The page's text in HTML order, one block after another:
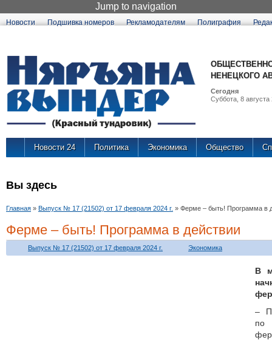
Jump to navigation
Новости Подшивка номеров Рекламодателям Полиграфия
НЕНЕЦКОГО
Сегодня
Суббота, 8 августа
Новости 24 Политика Экономика Общество
Вы здесь
Главная » Выпуск № 17 (21502) от 17 февраля 2024 г. » Ферме – быть! Программа в
Ферме – быть! Программа в действии
Выпуск № 17 (21502) от 17 февраля 2024 г. Экономика
В
–
по